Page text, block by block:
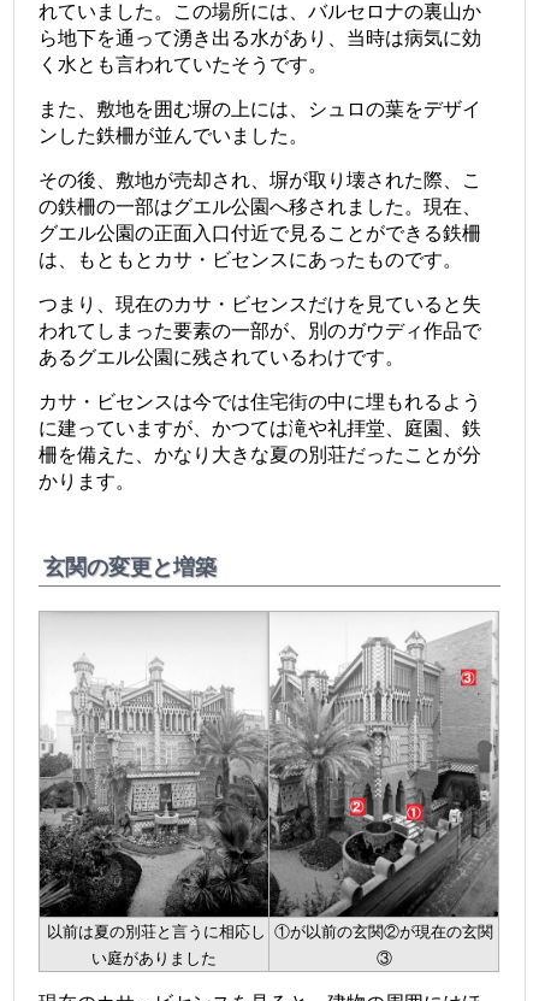
れていました。この場所には、バルセロナの裏山か
ら地下を通って湧き出る水があり、当時は病気に効
く水とも言われていたそうです。
また、敷地を囲む塀の上には、シュロの葉をデザイ
ンした鉄柵が並んでいました。
その後、敷地が売却され、塀が取り壊された際、こ
の鉄柵の一部はグエル公園へ移されました。現在、
グエル公園の正面入口付近で見ることができる鉄柵
は、もともとカサ・ビセンスにあったものです。
つまり、現在のカサ・ビセンスだけを見ていると失
われてしまった要素の一部が、別のガウディ作品で
あるグエル公園に残されているわけです。
カサ・ビセンスは今では住宅街の中に埋もれるよう
に建っていますが、かつては滝や礼拝堂、庭園、鉄
柵を備えた、かなり大きな夏の別荘だったことが分
かります。
玄関の変更と増築
以前は夏の別荘と言うに相応し
い庭がありました
①が以前の玄関②が現在の玄関
③